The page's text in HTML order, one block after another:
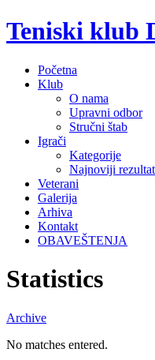
Teniski klub
Početna
Klub
O nama
Upravni odbor
Stručni štab
Igrači
Kategorije
Najnoviji
Veterani
Galerija
Arhiva
Kontakt
OBAVEŠTENJA
Statistics
Archive
No matches entered.